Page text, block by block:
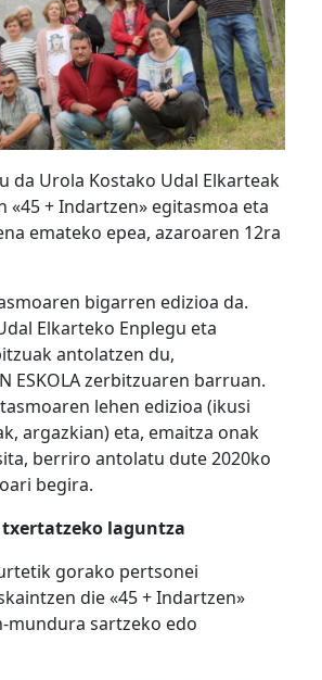
da Urola Kostako Udal Elkarteak
«45 + Indartzen» egitasmoa eta
emateko epea, azaroaren 12ra
bigarren edizioa da.
Elkarteko Enplegu eta
antolatzen du,
ESKOLA zerbitzuaren barruan.
lehen edizioa (ikusi
argazkian) eta, emaitza onak
berriro antolatu dute 2020ko
begira.
laguntza
gorako pertsonei
die «45 + Indartzen»
mundura sartzeko edo